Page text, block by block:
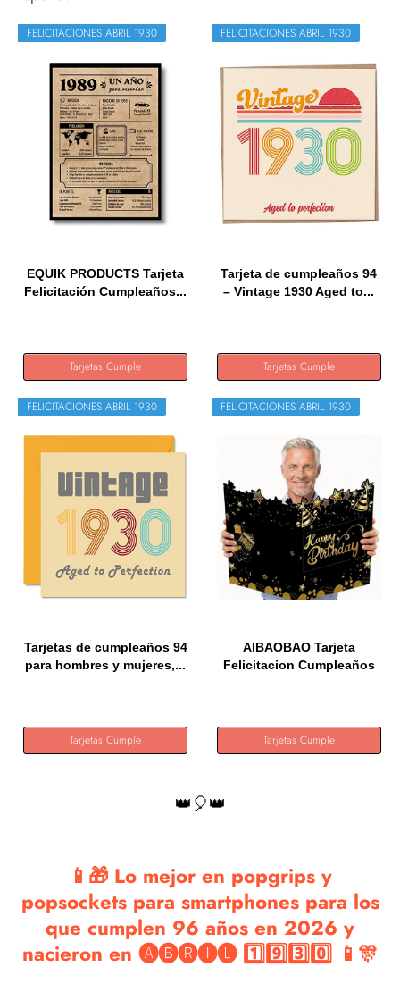
FELICITACIONES ABRIL 1930
EQUIK PRODUCTS Tarjeta
Felicitación Cumpleaños...
Tarjetas Cumple
FELICITACIONES ABRIL 1930
Tarjeta de cumpleaños 94
– Vintage 1930 Aged to...
Tarjetas Cumple
FELICITACIONES ABRIL 1930
Tarjetas de cumpleaños 94
para hombres y mujeres,...
Tarjetas Cumple
FELICITACIONES ABRIL 1930
AIBAOBAO Tarjeta
Felicitacion Cumpleaños
Tarjetas Cumple
👑🎈👑
📱🎁 Lo mejor en popgrips y
popsockets para smartphones para los
que cumplen 96 años en 2026 y
nacieron en 🅐🅑🅡🅘🅛 1️⃣9️⃣3️⃣0️⃣ 📱🎊